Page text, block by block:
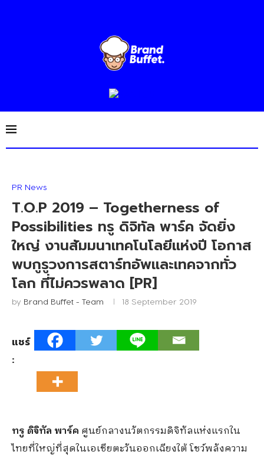
PR News
T.O.P 2019 – Togetherness of
Possibilities ทรู ดิจิทัล พาร์ค จัดยิ่ง
ใหญ่ งานสัมมนาเทคโนโลยีแห่งปี โอกาส
พบกูรูวงการสตาร์ทอัพและเทคจากทั่ว
โลก ที่ไม่ควรพลาด [PR]
by Brand Buffet - Team 18 September 2019
แชร์
:
ทรู ดิจิทัล พาร์ค ศูนย์กลางนวัตกรรมดิจิทัลแห่งแรกใน
ไทยที่ใหญ่ที่สุดในเอเชียตะวันออกเฉียงใต้ โชว์พลังความ